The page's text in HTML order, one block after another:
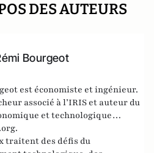
DES AUTEURS
Bourgeot
est économiste et ingénieur.
associé à l’IRIS et auteur du
et technologique
.
traitent des défis du